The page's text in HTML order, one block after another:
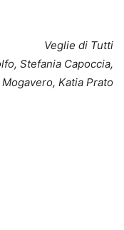
Veglie di Tutti
Stefania Capoccia,
Katia Prato